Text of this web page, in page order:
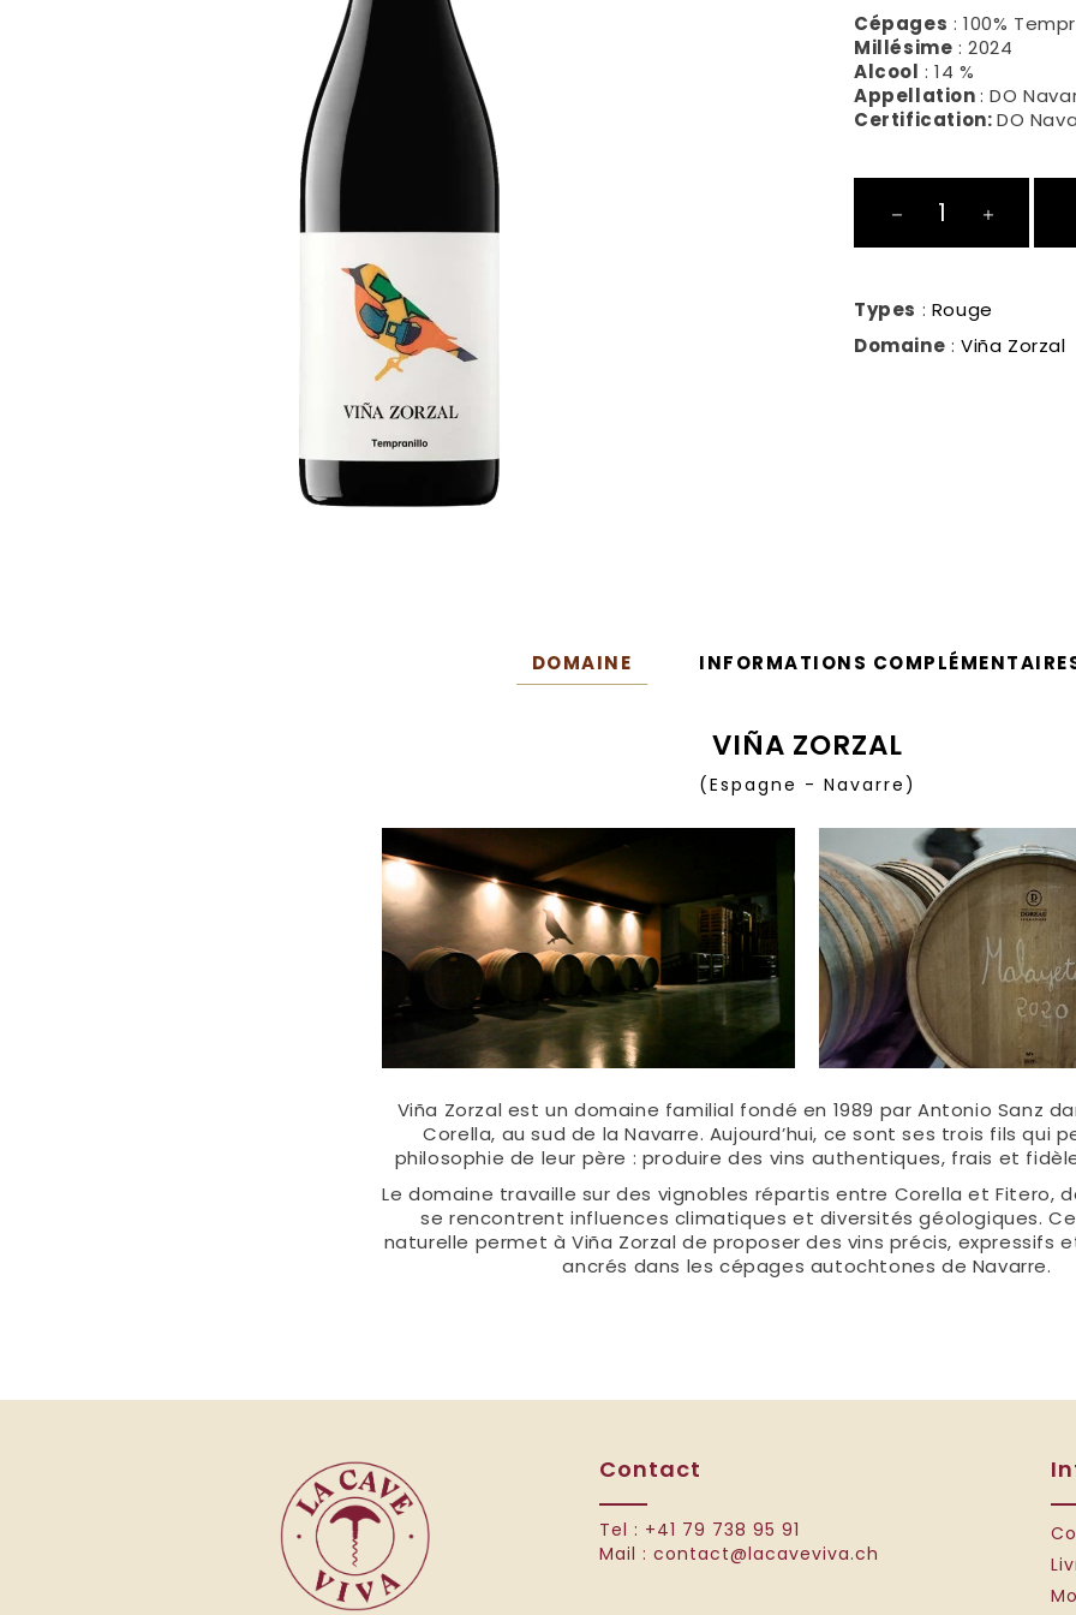
Cépages : 100%
Millésime : 2024
Alcool : 14 %
Appellation: DO
Certification:DO
quantité
Types : Rouge
Domaine :Viña Zorzal
DOMAINE INFORMATIONS
VIÑA ZORZAL
(Espagne - Navarre)
Viña Zorzal est un domaine familial fondé en 1989 par Antonio Sanz
Corella, au sud de la Navarre. Aujourd’hui, ce sont ses trois fils qui
philosophie de leur père : produire des vins authentiques, frais et
Le domaine travaille sur des vignobles répartis entre Corella et Fitero,
se rencontrent influences climatiques et diversités géologiques.
naturelle permet à Viña Zorzal de proposer des vins précis, expressifs
ancrés dans les cépages autochtones de Navarre.
Contact
Tel : +41 79 738 95 91
Mail : contact@lacaveviva.ch